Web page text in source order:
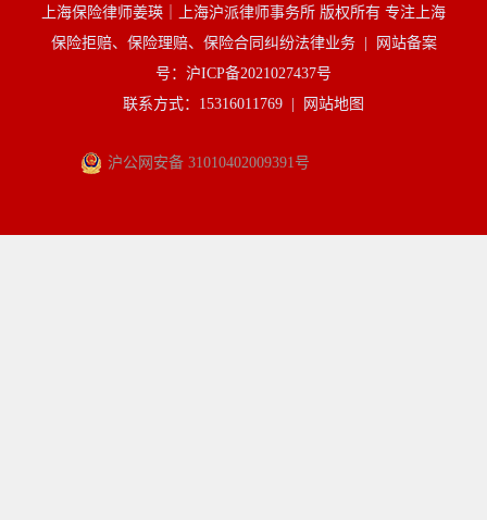
上海保险律师姜瑛｜上海沪派律师事务所 版权所有 专注上海
保险拒赔、保险理赔、保险合同纠纷法律业务 |
网站备案
号：沪ICP备2021027437号
联系方式：15316011769 |
网站地图
沪公网安备 31010402009391号